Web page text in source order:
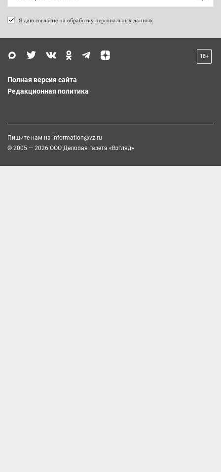
Я даю согласие на обработку персональных данных
18+
Полная версия сайта
Редакционная политика
Пишите нам на information@vz.ru
© 2005 — 2026 ООО Деловая газета «Взгляд»